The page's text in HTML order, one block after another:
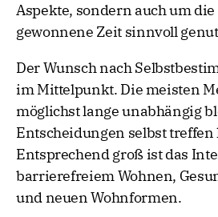
Aspekte, sondern auch um
gewonnene Zeit sinnvoll
Der Wunsch nach
im Mittelpunkt. Die meisten
möglichst lange unabhängig
Entscheidungen selbst
Entsprechend groß ist das
barrierefreiem Wohnen,
und neuen Wohnformen.